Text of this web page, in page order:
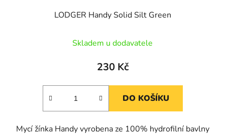
LODGER Handy Solid Silt Green
Skladem u dodavatele
230 Kč
DO KOŠÍKU
Mycí žínka Handy vyrobena ze 100% hydrofilní bavlny